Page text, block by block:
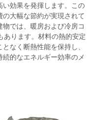
効果を発揮します。この
大幅な節約が実現されて
では、暖房および冷房コ
あります。材料の熱的安定
なく断熱性能を保持し、
的なエネルギー効率のメ